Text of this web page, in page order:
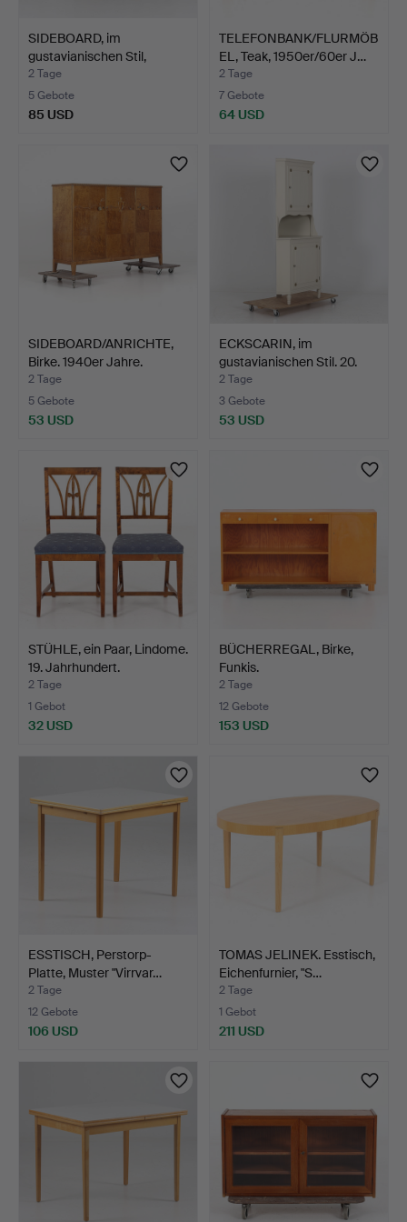
SIDEBOARD, im
gustavianischen Stil,
zweite…
2 Tage
5 Gebote
85 USD
TELEFONBANK/FLURMÖB
EL, Teak, 1950er/60er J…
2 Tage
7 Gebote
64 USD
SIDEBOARD/ANRICHTE,
Birke. 1940er Jahre.
2 Tage
5 Gebote
53 USD
ECKSCARIN, im
gustavianischen Stil. 20.
Ja…
2 Tage
3 Gebote
53 USD
STÜHLE, ein Paar, Lindome.
19. Jahrhundert.
2 Tage
1 Gebot
32 USD
BÜCHERREGAL, Birke,
Funkis.
2 Tage
12 Gebote
153 USD
ESSTISCH, Perstorp-
Platte, Muster "Virrvar…
2 Tage
12 Gebote
106 USD
TOMAS JELINEK. Esstisch,
Eichenfurnier, "S…
2 Tage
1 Gebot
211 USD